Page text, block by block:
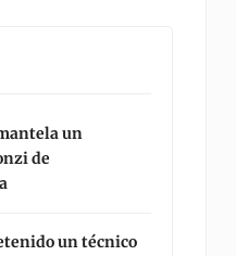
un
de
un técnico